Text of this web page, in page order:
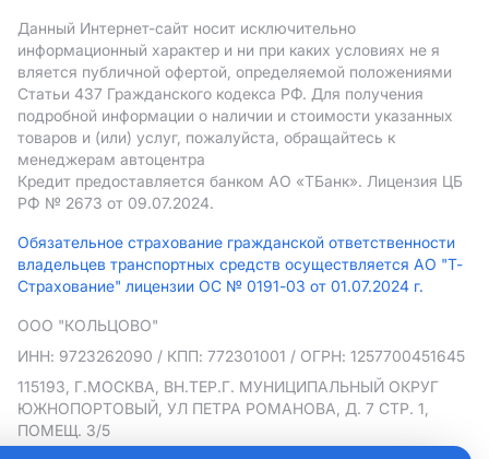
Данный Интернет-сайт носит исключительно
информационный характер и ни при каких условиях не я
вляется публичной офертой, определяемой положениями
Статьи 437 Гражданского кодекса РФ. Для получения
подробной информации о наличии и стоимости указанных
товаров и (или) услуг, пожалуйста, обращайтесь к
менеджерам автоцентра
Кредит предоставляется банком АO «ТБанк». Лицензия ЦБ
РФ № 2673 от 09.07.2024.
Обязательное страхование гражданской ответственности
владельцев транспортных средств осуществляется АО "Т-
Страхование" лицензии ОС № 0191-03 от 01.07.2024 г.
ООО "КОЛЬЦОВО"
ИНН: 9723262090 / КПП: 772301001 / ОГРН: 1257700451645
115193, Г.МОСКВА, ВН.ТЕР.Г. МУНИЦИПАЛЬНЫЙ ОКРУГ
ЮЖНОПОРТОВЫЙ, УЛ ПЕТРА РОМАНОВА, Д. 7 СТР. 1,
ПОМЕЩ. 3/5